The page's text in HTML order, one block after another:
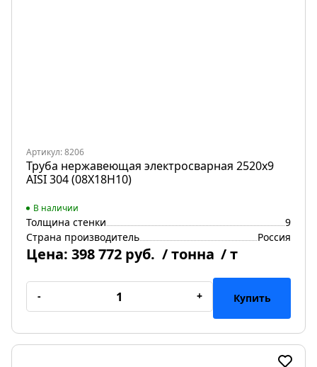
Артикул: 8206
Труба нержавеющая электросварная 2520х9
AISI 304 (08Х18Н10)
В наличии
Толщина стенки
9
Страна производитель
Россия
Цена: 398 772 руб. / тонна / т
- + Купить